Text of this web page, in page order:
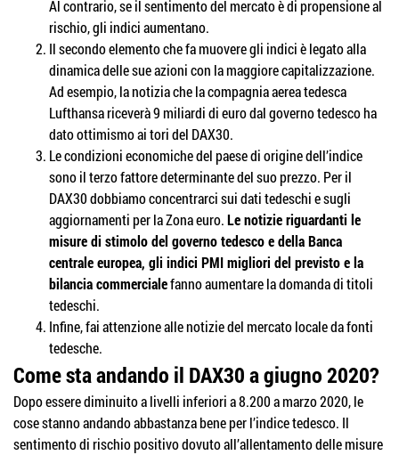
Al contrario, se il sentimento del mercato è di propensione al
rischio, gli indici aumentano.
Il secondo elemento che fa muovere gli indici è legato alla
dinamica delle sue azioni con la maggiore capitalizzazione.
Ad esempio, la notizia che la compagnia aerea tedesca
Lufthansa riceverà 9 miliardi di euro dal governo tedesco ha
dato ottimismo ai tori del DAX30.
Le condizioni economiche del paese di origine dell’indice
sono il terzo fattore determinante del suo prezzo. Per il
DAX30 dobbiamo concentrarci sui dati tedeschi e sugli
aggiornamenti per la Zona euro.Le notizie riguardanti le
misure di stimolo del governo tedesco e della Banca
centrale europea, gli indici PMI migliori del previsto e la
bilancia commercialefanno aumentare la domanda di titoli
tedeschi.
Infine, fai attenzione alle notizie del mercato locale da fonti
tedesche.
Come sta andando il DAX30 a giugno 2020?
Dopo essere diminuito a livelli inferiori a 8.200 a marzo 2020, le
cose stanno andando abbastanza bene per l’indice tedesco. Il
sentimento di rischio positivo dovuto all’allentamento delle misure